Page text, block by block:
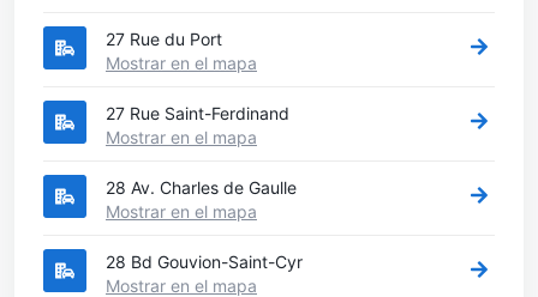
27 Rue du Port
Mostrar en el mapa
27 Rue Saint-Ferdinand
Mostrar en el mapa
28 Av. Charles de Gaulle
Mostrar en el mapa
28 Bd Gouvion-Saint-Cyr
Mostrar en el mapa